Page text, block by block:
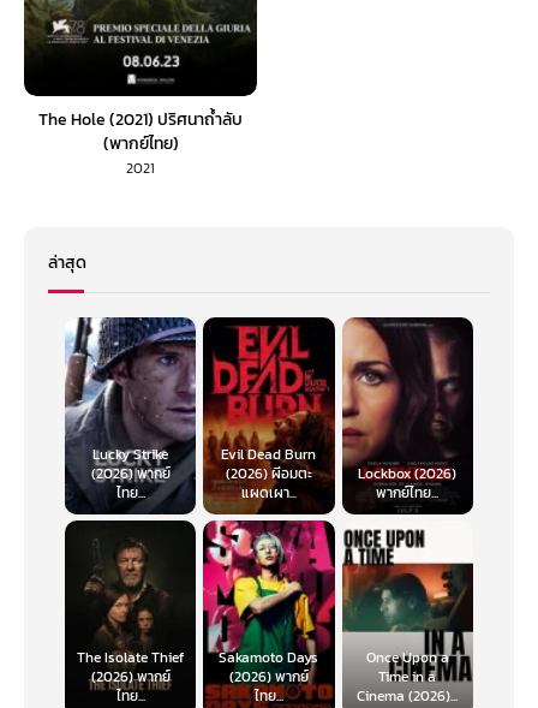
The Hole (2021) ปริศนาถ้ำลับ
(พากย์ไทย)
2021
ล่าสุด
Lucky Strike
(2026) พากย์
ไทย...
Evil Dead Burn
(2026) ผีอมตะ
แผดเผา...
Lockbox (2026)
พากย์ไทย...
The Isolate Thief
(2026) พากย์
ไทย...
Sakamoto Days
(2026) พากย์
ไทย...
Once Upon a
Time in a
Cinema (2026)...